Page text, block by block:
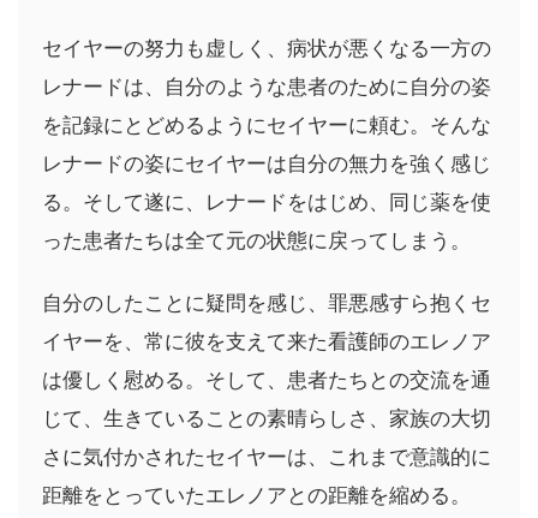
セイヤーの努力も虚しく、病状が悪くなる一方の
レナードは、自分のような患者のために自分の姿
を記録にとどめるようにセイヤーに頼む。そんな
レナードの姿にセイヤーは自分の無力を強く感じ
る。そして遂に、レナードをはじめ、同じ薬を使
った患者たちは全て元の状態に戻ってしまう。
自分のしたことに疑問を感じ、罪悪感すら抱くセ
イヤーを、常に彼を支えて来た看護師のエレノア
は優しく慰める。そして、患者たちとの交流を通
じて、生きていることの素晴らしさ、家族の大切
さに気付かされたセイヤーは、これまで意識的に
距離をとっていたエレノアとの距離を縮める。